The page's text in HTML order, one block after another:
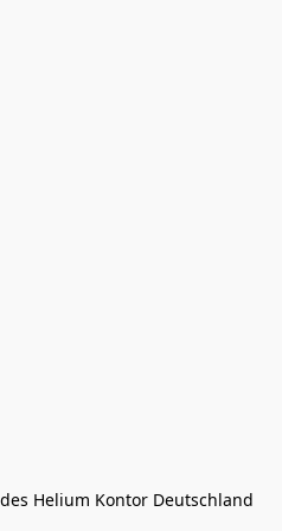
Helium Kontor Deutschland